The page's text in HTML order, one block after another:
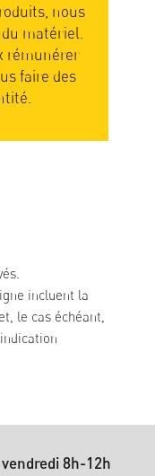
que les produits
pour l’expédition.
sera récompensée
sont alors pleins
incluent la
et, le cas échéant,
8h-12h